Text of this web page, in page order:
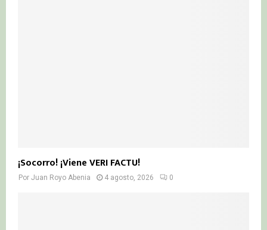
¡Socorro! ¡Viene VERI FACTU!
Por Juan Royo Abenia 4 agosto, 2026 0